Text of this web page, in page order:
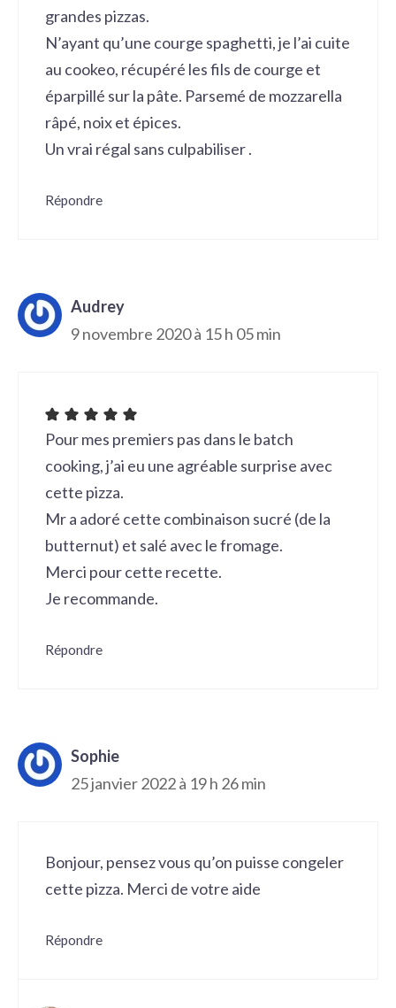
grandes pizzas.
N’ayant qu’une courge spaghetti, je l’ai cuite
au cookeo, récupéré les fils de courge et
éparpillé sur la pâte. Parsemé de mozzarella
râpé, noix et épices.
Un vrai régal sans culpabiliser .
Répondre
Audrey
9 novembre 2020 à 15 h 05 min
Pour mes premiers pas dans le batch
cooking, j’ai eu une agréable surprise avec
cette pizza.
Mr a adoré cette combinaison sucré (de la
butternut) et salé avec le fromage.
Merci pour cette recette.
Je recommande.
Répondre
Sophie
25 janvier 2022 à 19 h 26 min
Bonjour, pensez vous qu’on puisse congeler
cette pizza. Merci de votre aide
Répondre